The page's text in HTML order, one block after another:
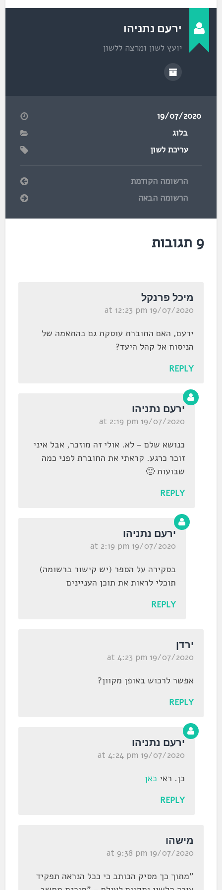
ירעם נתניהו
יועץ לשון ומרצה ללשון
19/07/2020
בלוג
עריכת לשון
הרשומה הקודמת
הרשומה הבאה
9 תגובות
מיכל פרנקל
19/07/2020 at 12:23 pm
ירעם, האם החוברת עוסקת גם בהתאמה של
הניסוח אל קהל היעד?
REPLY
ירעם נתניהו
19/07/2020 at 2:19 pm
כנושא שלם – לא. אולי זה מוזכר, אבל איני
זוכר כרגע. קראתי את החוברת לפני כמה
שבועות 🙂
REPLY
ירעם נתניהו
19/07/2020 at 2:19 pm
בסקירה על הספר (יש קישור ברשומה)
תוכלי לראות את תוכן העניינים
REPLY
ירדן
19/07/2020 at 4:23 pm
אפשר לרכוש באופן מקוון?
REPLY
ירעם נתניהו
19/07/2020 at 4:24 pm
כן. ראי כאן
REPLY
מישהו
19/07/2020 at 9:38 pm
"מתוך כך מסיק הכותב כי ככל הנראה תפקיד